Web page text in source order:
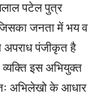
पटेल पुत्र
जिसका जनता में भय व
अपराध पंजीकृत है
इस अभियुक्त
अभिलेखो के आधार